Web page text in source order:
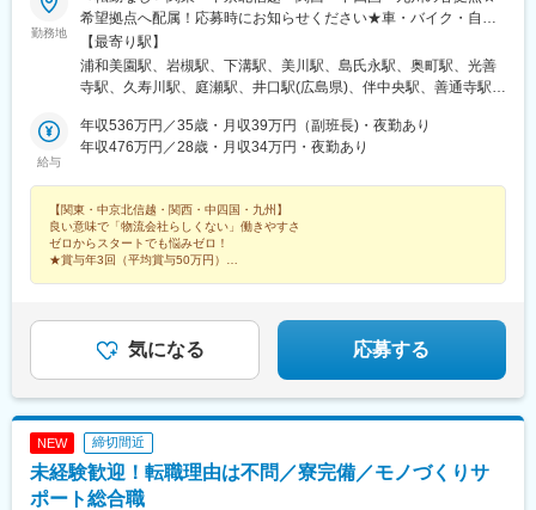
北見駅、名寄高校駅、桂台駅、遠軽駅、木古内駅、くりこま高原
駅、荒井駅(宮城県)、福田町駅、泉中央駅、古川駅、東白石駅、泉
駅(常磐線)、藤田駅、七日町駅、泉崎駅、中荒井駅、日立木駅、安
達駅、五百川駅、東酒田駅、高擶駅、置賜駅、山ノ目駅、花巻空
島駅、扇田駅、羽後四ツ屋駅、大曲駅(秋田県)、能代駅、西目駅、
金谷沢駅、田んぼアート駅、七戸十和田駅、新青森駅、小中野
勤務地
希望拠点へ配属！応募時にお知らせください★車・バイク・自転
車通勤可／無料駐車場有【関東】浦和営業所／埼玉県さいたま市
岩槻第一営業所／埼玉県さいたま市厚木営業所／神奈川県厚木市
【中京北信越】石川営業所／石川県能美郡尾張一宮営業所・一宮
接地は高槻第三営業所になります。住所：〒569-0841 大阪府高
槻市西面北２丁目25-1甲子園第二営業所／兵庫県西宮市【中国】
広島西第一営業所／広島県広島市沼田第二営業所／広島県広島市
善通寺営業所／香川県善通寺市愛媛営業所／愛媛県西条市【九
州】福岡第一営業所／福岡県糟屋郡鹿児島営業所／鹿児島県鹿児
島市※室内原則禁煙／屋外喫煙スペース有※各社共通
【最寄り駅】
浦和美園駅、岩槻駅、下溝駅、美川駅、島氏永駅、奥町駅、光善
寺駅、久寿川駅、庭瀬駅、井口駅(広島県)、伴中央駅、善通寺駅、
給与
年収536万円／35歳・月収39万円（副班長)・夜勤あり
年収476万円／28歳・月収34万円・夜勤あり
【関東・中京北信越・関西・中四国・九州】
良い意味で「物流会社らしくない」働きやすさ
ゼロからスタートでも悩みゼロ！
★賞与年3回（平均賞与50万円）
気になる 応募する
NEW 締切間近
未経験歓迎！転職理由は不問／寮完備／モノづくりサ
ポート総合職